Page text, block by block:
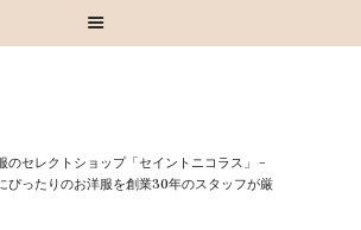
のセレクトショップ「セイントニコラス」 –
ぴったりのお洋服を創業30年のスタッフが厳
せ
物